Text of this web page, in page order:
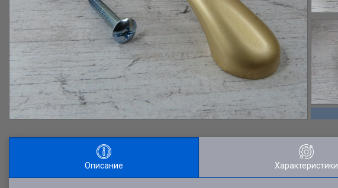
Описание Характеристики